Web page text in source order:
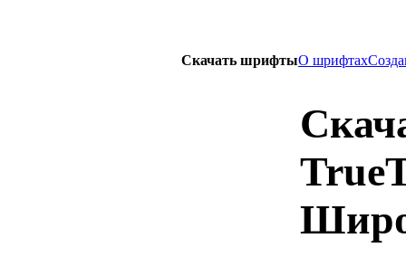
Скачать шрифтыО шрифтах